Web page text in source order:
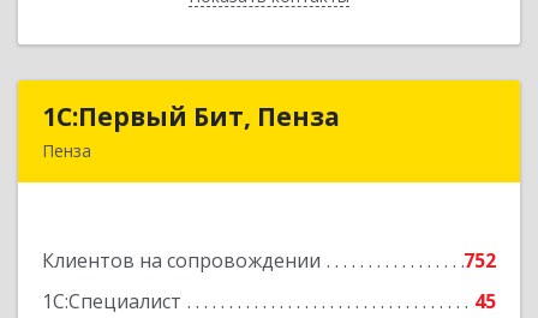
1С:Первый Бит, Пенза
Пенза
Клиентов на сопровождении
752
1С:Специалист
45
1С:Первый Бит, Пенза
Подробнее